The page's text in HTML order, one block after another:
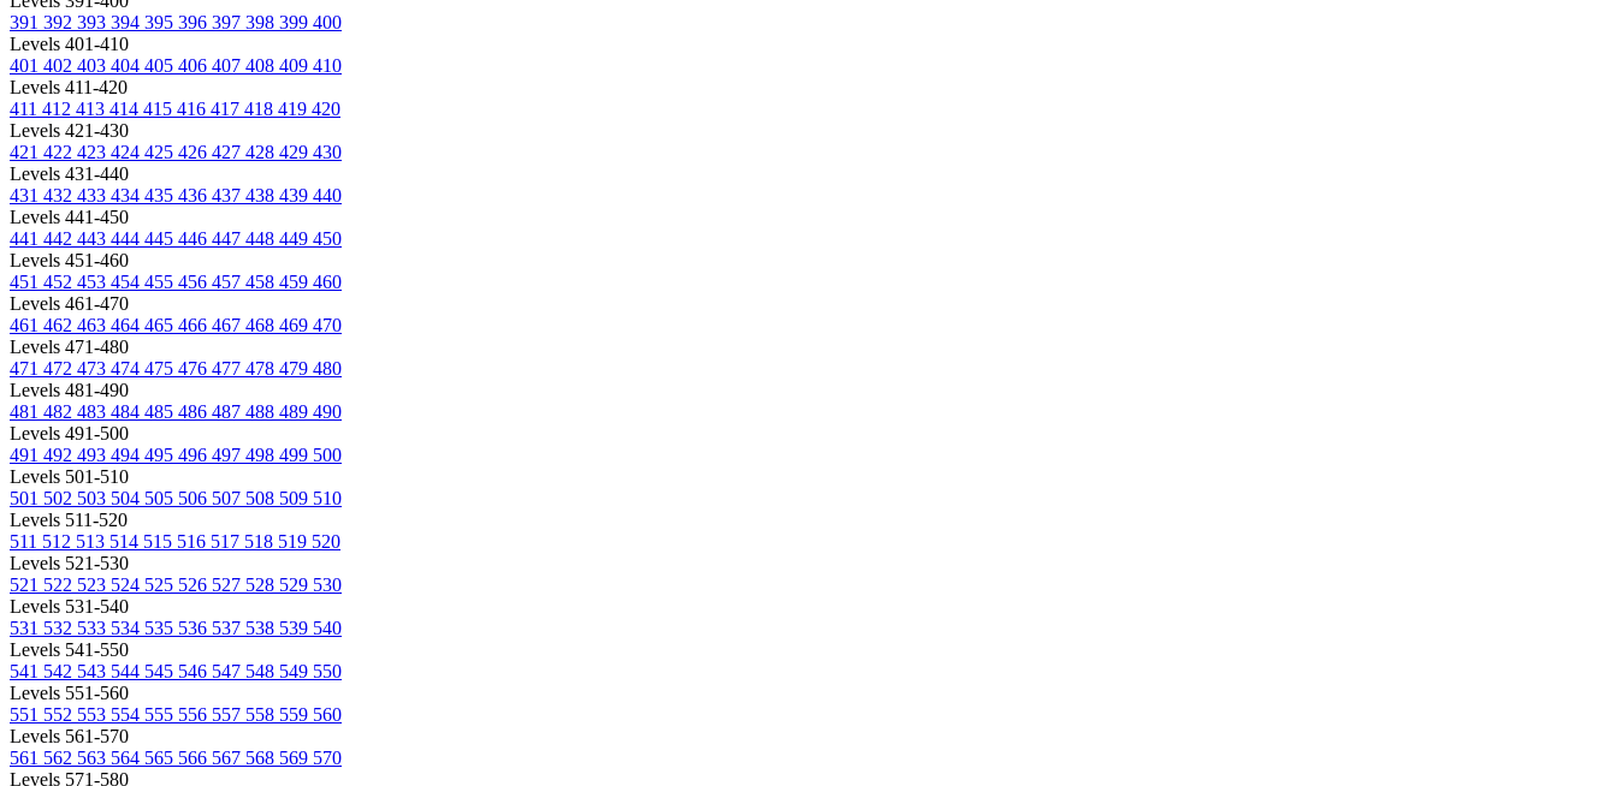
391 392 393 394 395 396 397 398 399 400
Levels 401-410
401 402 403 404 405 406 407 408 409 410
Levels 411-420
411 412 413 414 415 416 417 418 419 420
Levels 421-430
421 422 423 424 425 426 427 428 429 430
Levels 431-440
431 432 433 434 435 436 437 438 439 440
Levels 441-450
441 442 443 444 445 446 447 448 449 450
Levels 451-460
451 452 453 454 455 456 457 458 459 460
Levels 461-470
461 462 463 464 465 466 467 468 469 470
Levels 471-480
471 472 473 474 475 476 477 478 479 480
Levels 481-490
481 482 483 484 485 486 487 488 489 490
Levels 491-500
491 492 493 494 495 496 497 498 499 500
Levels 501-510
501 502 503 504 505 506 507 508 509 510
Levels 511-520
511 512 513 514 515 516 517 518 519 520
Levels 521-530
521 522 523 524 525 526 527 528 529 530
Levels 531-540
531 532 533 534 535 536 537 538 539 540
Levels 541-550
541 542 543 544 545 546 547 548 549 550
Levels 551-560
551 552 553 554 555 556 557 558 559 560
Levels 561-570
561 562 563 564 565 566 567 568 569 570
Levels 571-580